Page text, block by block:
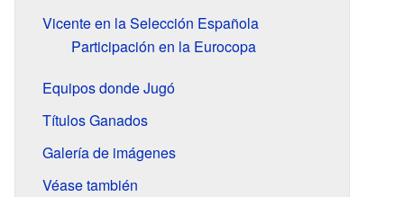
Vicente en la Selección Española
Participación en la Eurocopa
Equipos donde Jugó
Títulos Ganados
Galería de imágenes
Véase también